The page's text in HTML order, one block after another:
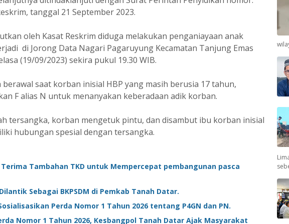
tanggal 21 September 2023.
oleh Kasat Reskrim diduga melakukan penganiayaan anak
di Jorong Data Nagari Pagaruyung Kecamatan Tanjung Emas
(19/09/2023) sekira pukul 19.30 WIB.
saat korban inisial HBP yang masih berusia 17 tahun,
F alias N untuk menanyakan keberadaan adik korban.
tersangka, korban mengetuk pintu, dan disambut ibu korban inisial
hubungan spesial dengan tersangka.
Tambahan TKD untuk Mempercepat pembangunan pasca
Sebagai BKPSDM di Pemkab Tanah Datar.
Perda Nomor 1 Tahun 2026 tentang P4GN dan PN.
Nomor 1 Tahun 2026, Kesbangpol Tanah Datar Ajak Masyarakat